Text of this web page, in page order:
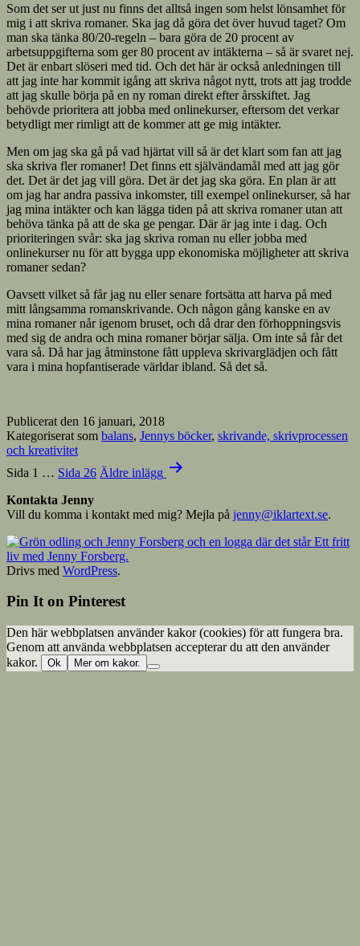
Som det ser ut just nu finns det alltså ingen som helst lönsamhet för
mig i att skriva romaner. Ska jag då göra det över huvud taget? Om
man ska tänka 80/20-regeln – bara göra de 20 procent av
arbetsuppgifterna som ger 80 procent av intäkterna – så är svaret nej.
Det är enbart slöseri med tid. Och det här är också anledningen till
att jag inte har kommit igång att skriva något nytt, trots att jag trodde
att jag skulle börja på en ny roman direkt efter årsskiftet. Jag
behövde prioritera att jobba med onlinekurser, eftersom det verkar
betydligt mer rimligt att de kommer att ge mig intäkter.
Men om jag ska gå på vad hjärtat vill så är det klart som fan att jag
ska skriva fler romaner! Det finns ett självändamål med att jag gör
det. Det är det jag vill göra. Det är det jag ska göra. En plan är att
om jag har andra passiva inkomster, till exempel onlinekurser, så har
jag mina intäkter och kan lägga tiden på att skriva romaner utan att
behöva tänka på att de ska ge pengar. Där är jag inte i dag. Och
prioriteringen svår: ska jag skriva roman nu eller jobba med
onlinekurser nu för att bygga upp ekonomiska möjligheter att skriva
romaner sedan?
Oavsett vilket så får jag nu eller senare fortsätta att harva på med
mitt långsamma romanskrivande. Och någon gång kanske en av
mina romaner når igenom bruset, och då drar den förhoppningsvis
med sig de andra och mina romaner börjar sälja. Om inte så får det
vara så. Då har jag åtminstone fått uppleva skrivarglädjen och fått
vara i mina hopfantiserade världar ibland. Så det så.
Publicerat den 16 januari, 2018
Kategoriserat som balans, Jennys böcker, skrivande, skrivprocessen
och kreativitet
Sidnumrering
inlägg
Sida 1 … Sida 26 Äldre inlägg
Kontakta Jenny
Vill du komma i kontakt med mig? Mejla på jenny@iklartext.se.
Drivs med WordPress.
Pin It on Pinterest
Den här webbplatsen använder kakor (cookies) för att fungera bra.
Genom att använda webbplatsen accepterar du att den använder
kakor.
Ok Mer om kakor.